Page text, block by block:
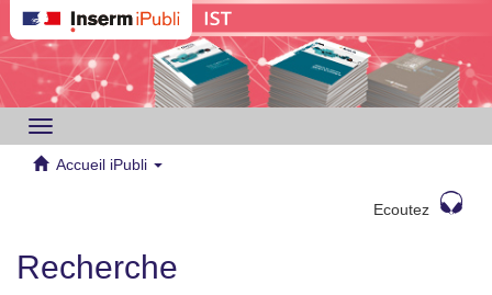
Toggle
navigation
Accueil iPubli
Ecoutez
Recherche